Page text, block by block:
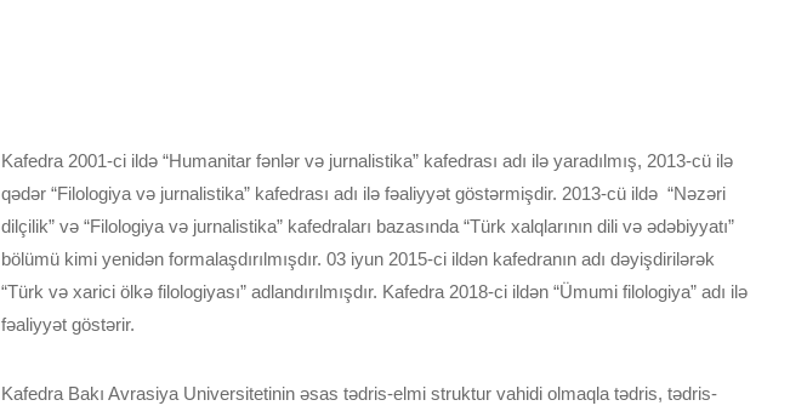
Kafedra 2001-ci ildə “Humanitar fənlər və jurnalistika” kafedrası adı ilə yaradılmış, 2013-cü ilə
qədər “Filologiya və jurnalistika” kafedrası adı ilə fəaliyyət göstərmişdir. 2013-cü ildə “Nəzəri
dilçilik” və “Filologiya və jurnalistika” kafedraları bazasında “Türk xalqlarının dili və ədəbiyyatı”
bölümü kimi yenidən formalaşdırılmışdır. 03 iyun 2015-ci ildən kafedranın adı dəyişdirilərək
“Türk və xarici ölkə filologiyası” adlandırılmışdır. Kafedra 2018-ci ildən “Ümumi filologiya” adı ilə
fəaliyyət göstərir.
Kafedra Bakı Avrasiya Universitetinin əsas tədris-elmi struktur vahidi olmaqla tədris, tədris-